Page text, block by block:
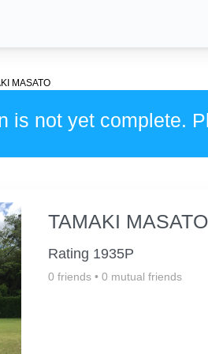
MASATO
is not yet complete.
TAMAKI MASATO
Rating 1935P
0 friends • 0 mutual friends